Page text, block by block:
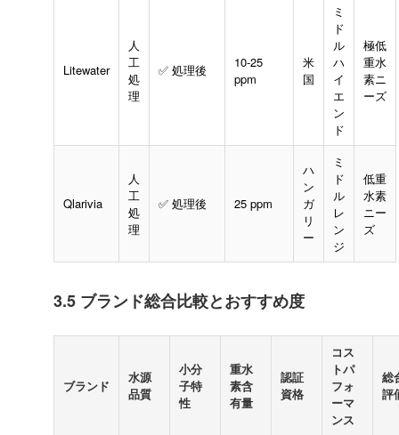
Litewater
人
工
処
理
✅ 処理後
10-25
ppm
米
国
ミ
ド
ル
ハ
イ
エ
ン
ド
極低
重水
素ニ
ーズ
Qlarivia
人
工
処
理
✅ 処理後 25 ppm
ハ
ン
ガ
リ
ー
ミ
ド
ル
レ
ン
ジ
低重
水素
ニー
ズ
3.5 ブランド総合比較とおすすめ度
ブランド
水源
品質
小分
子特
性
重水
素含
有量
認証
資格
コス
トパ
フォ
ーマ
ンス
総
評